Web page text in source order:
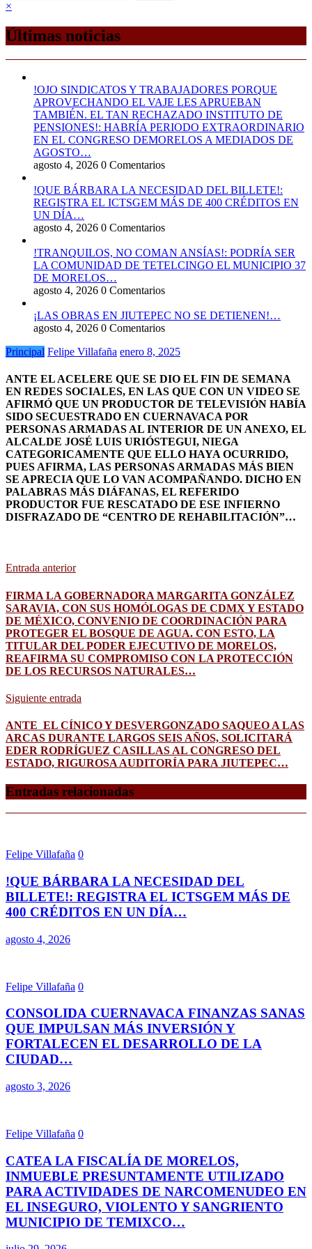
×
Últimas noticias
!OJO SINDICATOS Y TRABAJADORES PORQUE
APROVECHANDO EL VAJE LES APRUEBAN
TAMBIÉN. EL TAN RECHAZADO INSTITUTO DE
PENSIONES!: HABRÍA PERIODO EXTRAORDINARIO
EN EL CONGRESO DEMORELOS A MEDIADOS DE
AGOSTO…
agosto 4, 2026 0 Comentarios
!QUE BÁRBARA LA NECESIDAD DEL BILLETE!:
REGISTRA EL ICTSGEM MÁS DE 400 CRÉDITOS EN
UN DÍA…
agosto 4, 2026 0 Comentarios
!TRANQUILOS, NO COMAN ANSÍAS!: PODRÍA SER
LA COMUNIDAD DE TETELCINGO EL MUNICIPIO 37
DE MORELOS…
agosto 4, 2026 0 Comentarios
¡LAS OBRAS EN JIUTEPEC NO SE DETIENEN!…
agosto 4, 2026 0 Comentarios
Principal Felipe Villafaña enero 8, 2025
ANTE EL ACELERE QUE SE DIO EL FIN DE SEMANA
EN REDES SOCIALES, EN LAS QUE CON UN VIDEO SE
AFIRMÓ QUE UN PRODUCTOR DE TELEVISIÓN HABÍA
SIDO SECUESTRADO EN CUERNAVACA POR
PERSONAS ARMADAS AL INTERIOR DE UN ANEXO, EL
ALCALDE JOSÉ LUIS URIÓSTEGUI, NIEGA
CATEGORICAMENTE QUE ELLO HAYA OCURRIDO,
PUES AFIRMA, LAS PERSONAS ARMADAS MÁS BIEN
SE APRECIA QUE LO VAN ACOMPAÑANDO. DICHO EN
PALABRAS MÁS DIÁFANAS, EL REFERIDO
PRODUCTOR FUE RESCATADO DE ESE INFIERNO
DISFRAZADO DE “CENTRO DE REHABILITACIÓN”…
Entrada anterior
FIRMA LA GOBERNADORA MARGARITA GONZÁLEZ
SARAVIA, CON SUS HOMÓLOGAS DE CDMX Y ESTADO
DE MÉXICO, CONVENIO DE COORDINACIÓN PARA
PROTEGER EL BOSQUE DE AGUA. CON ESTO, LA
TITULAR DEL PODER EJECUTIVO DE MORELOS,
REAFIRMA SU COMPROMISO CON LA PROTECCIÓN
DE LOS RECURSOS NATURALES…
Siguiente entrada
ANTE EL CÍNICO Y DESVERGONZADO SAQUEO A LAS
ARCAS DURANTE LARGOS SEIS AÑOS, SOLICITARÁ
EDER RODRÍGUEZ CASILLAS AL CONGRESO DEL
ESTADO, RIGUROSA AUDITORÍA PARA JIUTEPEC…
Entradas relacionadas
Felipe Villafaña 0
!QUE BÁRBARA LA NECESIDAD DEL
BILLETE!: REGISTRA EL ICTSGEM MÁS DE
400 CRÉDITOS EN UN DÍA…
agosto 4, 2026
Felipe Villafaña 0
CONSOLIDA CUERNAVACA FINANZAS SANAS
QUE IMPULSAN MÁS INVERSIÓN Y
FORTALECEN EL DESARROLLO DE LA
CIUDAD…
agosto 3, 2026
Felipe Villafaña 0
CATEA LA FISCALÍA DE MORELOS,
INMUEBLE PRESUNTAMENTE UTILIZADO
PARA ACTIVIDADES DE NARCOMENUDEO EN
EL INSEGURO, VIOLENTO Y SANGRIENTO
MUNICIPIO DE TEMIXCO…